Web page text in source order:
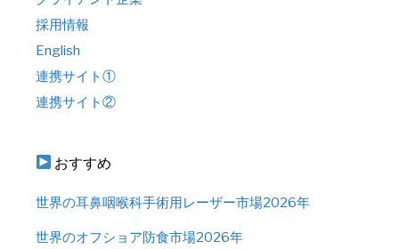
採用情報
English
連携サイト①
連携サイト②
おすすめ
世界の耳鼻咽喉科手術用レーザー市場2026年
世界のオフショア防食市場2026年